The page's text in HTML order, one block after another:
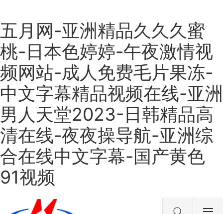
五月网-亚洲精品久久久蜜
桃-日本色婷婷-午夜激情视
频网站-成人免费毛片果冻-
中文字幕精品视频在线-亚洲
男人天堂2023-日韩精品高
清在线-夜夜操导航-亚洲综
合在线中文字幕-国产黄色
91视频